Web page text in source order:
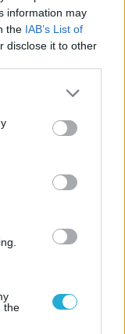
information may
the IAB’s List of
disclose it to other
the
itt, hogy a PC
se maradj le
Stranding 2
a hírességek
2-ben
a PS5-